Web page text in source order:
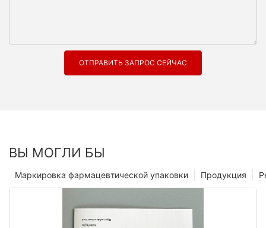
ОТПРАВИТЬ ЗАПРОС СЕЙЧАС
ВЫ МОГЛИ БЫ
Продукция
Маркировка фармацевтической упаковки